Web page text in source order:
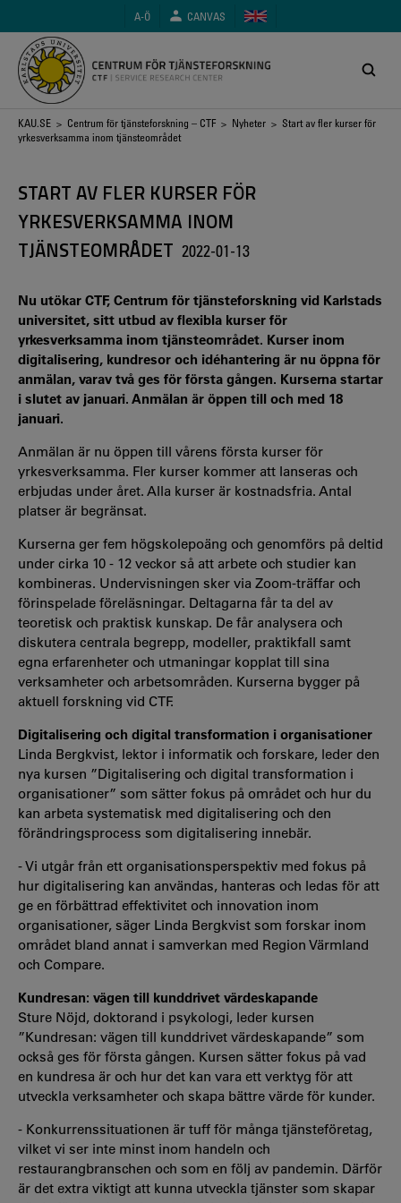
huvudinnehåll
A-Ö CANVAS
Länkstig
KAU.SE > Centrum för tjänsteforskning – CTF > Nyheter > Start av fler kurser för
yrkesverksamma inom tjänsteområdet
START AV FLER KURSER FÖR
YRKESVERKSAMMA INOM
TJÄNSTEOMRÅDET 2022-01-13
Nu utökar CTF, Centrum för tjänsteforskning vid Karlstads
universitet, sitt utbud av flexibla kurser för
yrkesverksamma inom tjänsteområdet. Kurser inom
digitalisering, kundresor och idéhantering är nu öppna för
anmälan, varav två ges för första gången. Kurserna startar
i slutet av januari. Anmälan är öppen till och med 18
januari.
Anmälan är nu öppen till vårens första kurser för
yrkesverksamma. Fler kurser kommer att lanseras och
erbjudas under året. Alla kurser är kostnadsfria. Antal
platser är begränsat.
Kurserna ger fem högskolepoäng och genomförs på deltid
under cirka 10 - 12 veckor så att arbete och studier kan
kombineras. Undervisningen sker via Zoom-träffar och
förinspelade föreläsningar. Deltagarna får ta del av
teoretisk och praktisk kunskap. De får analysera och
diskutera centrala begrepp, modeller, praktikfall samt
egna erfarenheter och utmaningar kopplat till sina
verksamheter och arbetsområden. Kurserna bygger på
aktuell forskning vid CTF.
Digitalisering och digital transformation i organisationer
Linda Bergkvist, lektor i informatik och forskare, leder den
nya kursen ”Digitalisering och digital transformation i
organisationer” som sätter fokus på området och hur du
kan arbeta systematisk med digitalisering och den
förändringsprocess som digitalisering innebär.
- Vi utgår från ett organisationsperspektiv med fokus på
hur digitalisering kan användas, hanteras och ledas för att
ge en förbättrad effektivitet och innovation inom
organisationer, säger Linda Bergkvist som forskar inom
området bland annat i samverkan med Region Värmland
och Compare.
Kundresan: vägen till kunddrivet värdeskapande
Sture Nöjd, doktorand i psykologi, leder kursen
”Kundresan: vägen till kunddrivet värdeskapande” som
också ges för första gången. Kursen sätter fokus på vad
en kundresa är och hur det kan vara ett verktyg för att
utveckla verksamheter och skapa bättre värde för kunder.
- Konkurrenssituationen är tuff för många tjänsteföretag,
vilket vi ser inte minst inom handeln och
restaurangbranschen och som en följ av pandemin. Därför
är det extra viktigt att kunna utveckla tjänster som skapar